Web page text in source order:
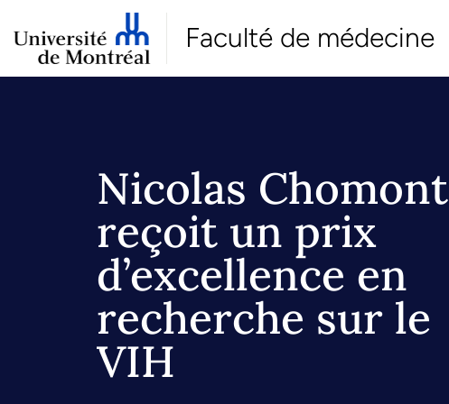
Faculté de médecine
Nicolas Chomont
reçoit un prix
d’excellence en
recherche sur le
VIH